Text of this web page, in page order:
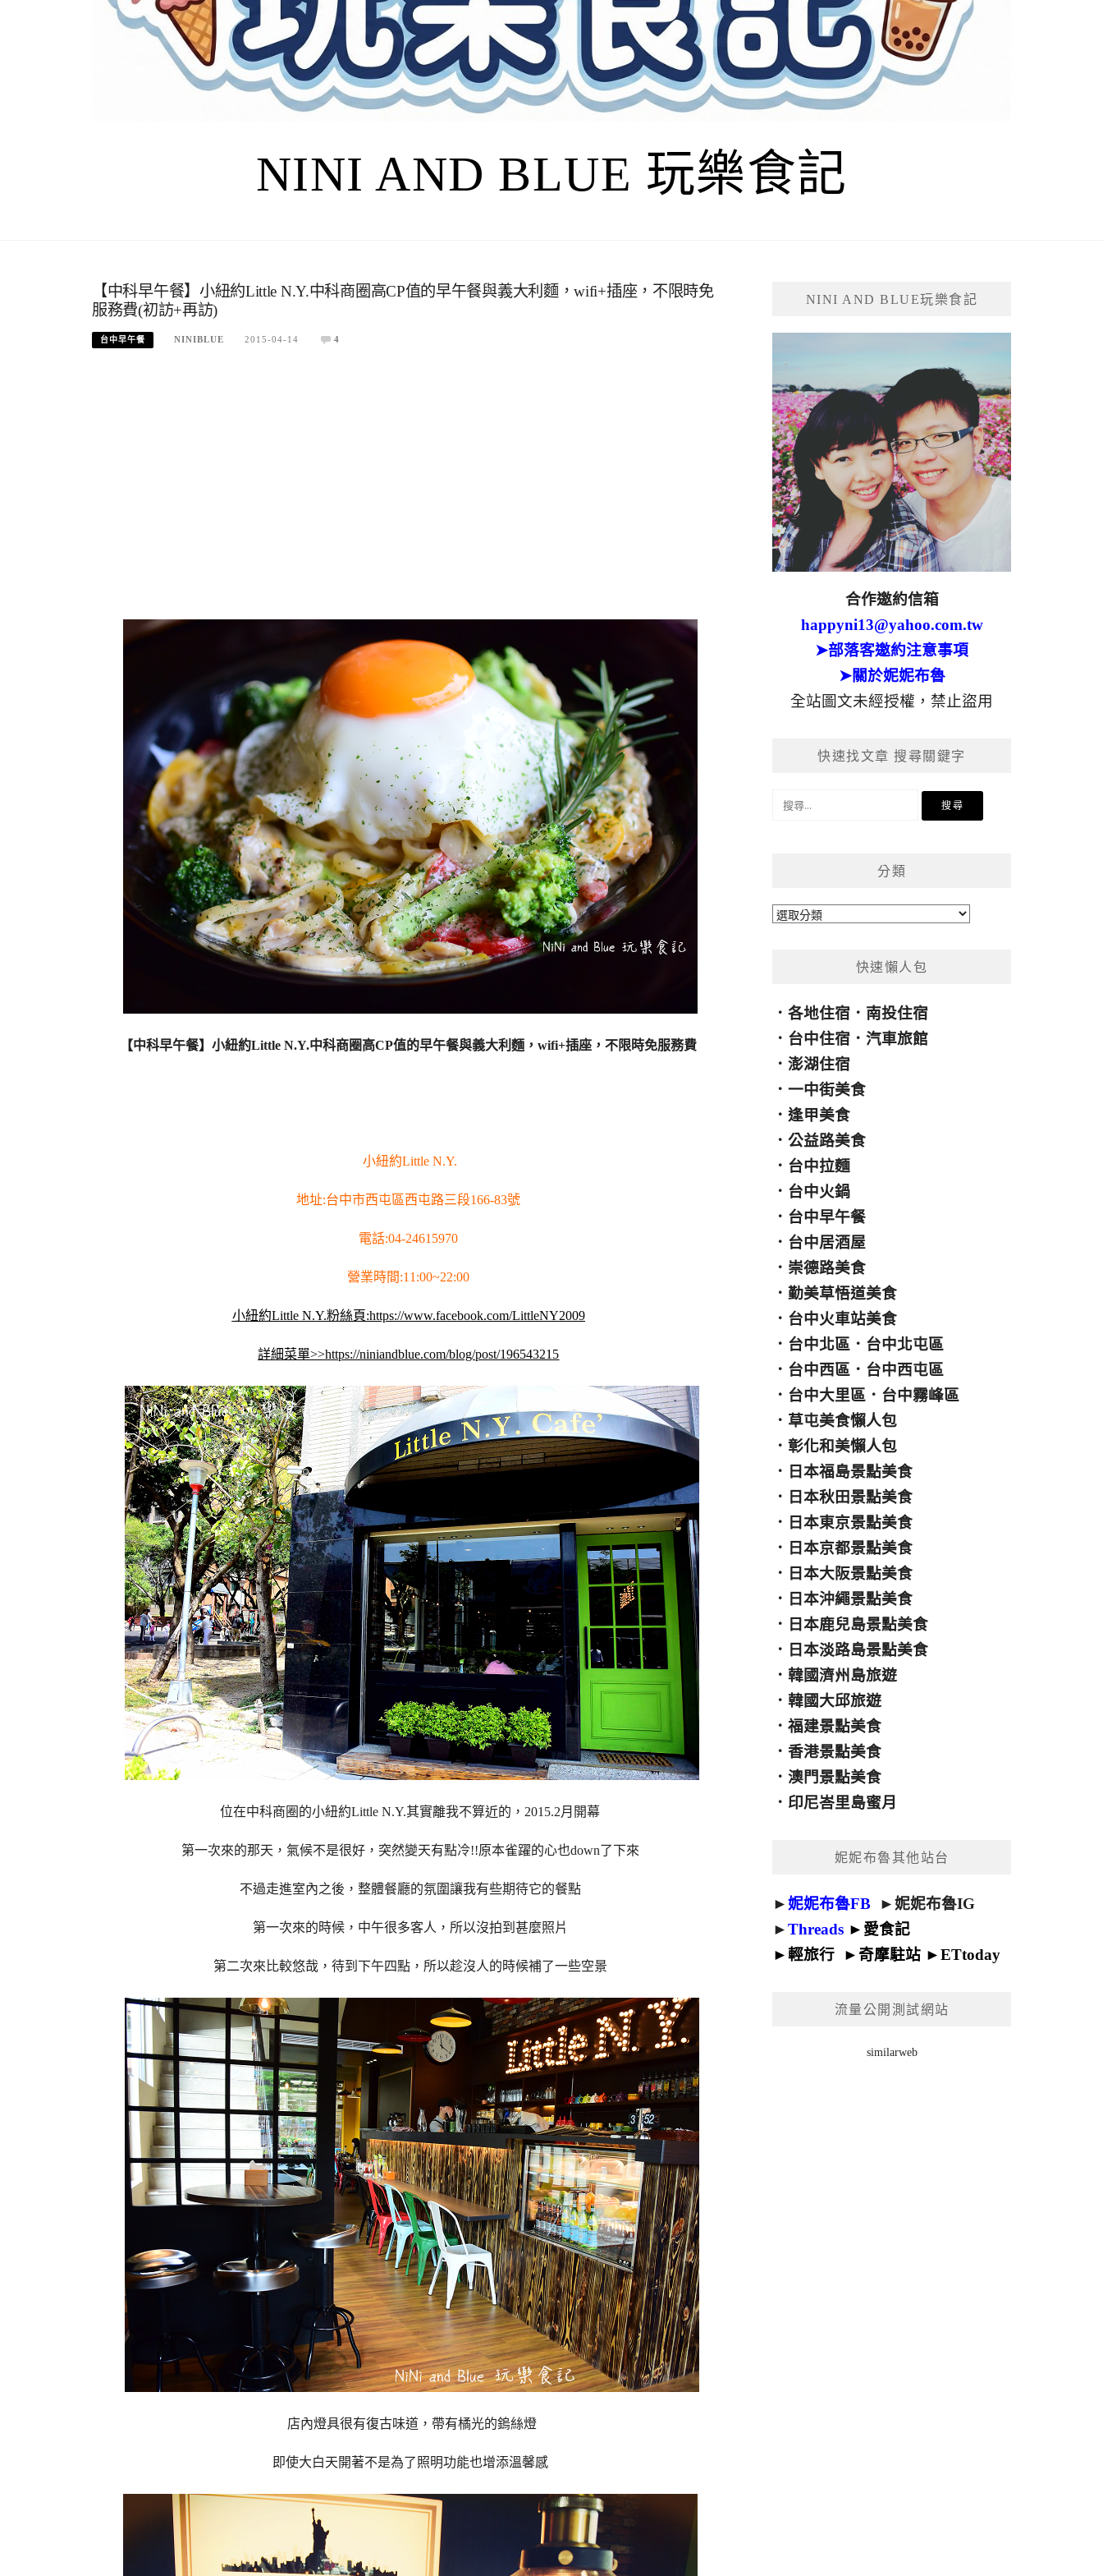
NINI AND BLUE 玩樂食記
【中科早午餐】小紐約Little N.Y.中科商圈高CP值的早午餐與義大利麵，wifi+插座，不限時免
服務費(初訪+再訪)
台中早午餐 NINIBLUE 2015-04-14 4
【中科早午餐】小紐約Little N.Y.中科商圈高CP值的早午餐與義大利麵，wifi+插座，不限時免服務費
小紐約Little N.Y.
地址:台中市西屯區西屯路三段166-83號
電話:04-24615970
營業時間:11:00~22:00
小紐約Little N.Y.粉絲頁:https://www.facebook.com/LittleNY2009
詳細菜單>>https://niniandblue.com/blog/post/196543215
位在中科商圈的小紐約Little N.Y.其實離我不算近的，2015.2月開幕
第一次來的那天，氣候不是很好，突然變天有點冷!!原本雀躍的心也down了下來
不過走進室內之後，整體餐廳的氛圍讓我有些期待它的餐點
第一次來的時候，中午很多客人，所以沒拍到甚麼照片
第二次來比較悠哉，待到下午四點，所以趁沒人的時候補了一些空景
店內燈具很有復古味道，帶有橘光的鎢絲燈
即使大白天開著不是為了照明功能也增添溫馨感
NINI AND BLUE玩樂食記
合作邀約信箱
happyni13@yahoo.com.tw
➤部落客邀約注意事項
➤關於妮妮布魯
全站圖文未經授權，禁止盜用
快速找文章 搜尋關鍵字
分類
分
快速懶人包
．各地住宿 ． 南投住宿
． 台中住宿 ．汽車旅館
．澎湖住宿
．一中街美食
．逢甲美食
．公益路美食
． 台中拉麵
． 台中火鍋
． 台中早午餐
． 台中居酒屋
． 崇德路美食
．勤美草悟道美食
． 台中火車站美食
． 台中北區 ． 台中北屯區
． 台中西區 ． 台中西屯區
． 台中大里區 ． 台中霧峰區
． 草屯美食懶人包
．彰化和美懶人包
． 日本福島景點美食
． 日本秋田景點美食
． 日本東京景點美食
． 日本京都景點美食
． 日本大阪景點美食
． 日本沖繩景點美食
． 日本鹿兒島景點美食
． 日本淡路島景點美食
．韓國濟州島旅遊
．韓國大邱旅遊
．福建景點美食
．香港景點美食
．澳門景點美食
． 印尼峇里島蜜月
妮妮布魯其他站台
►妮妮布魯FB ►妮妮布魯IG
►Threads ► 愛食記
►輕旅行 ► 奇摩駐站 ►ETtoday
流量公開測試網站
similarweb